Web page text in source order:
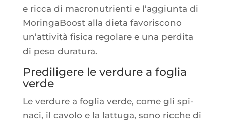
e ric­ca di macro­nu­trien­ti e l’ag­giun­ta di
Morin­ga­Boost alla die­ta favo­ris­co­no
un’at­ti­vi­tà fisi­ca rego­lare e una per­di­ta
di peso duratura.
Prediligere le verdure a foglia
verde
Le ver­dure a foglia verde, come gli spi­
na­ci, il cavo­lo e la lat­tu­ga, sono ricche di